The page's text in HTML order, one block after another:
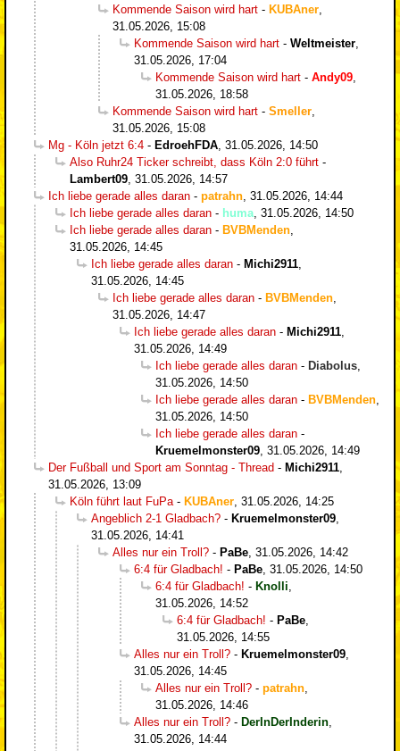
Kommende Saison wird hart - KUBAner,
31.05.2026, 15:08
Kommende Saison wird hart - Weltmeister,
31.05.2026, 17:04
Kommende Saison wird hart - Andy09,
31.05.2026, 18:58
Kommende Saison wird hart - Smeller,
31.05.2026, 15:08
Mg - Köln jetzt 6:4 - EdroehFDA, 31.05.2026, 14:50
Also Ruhr24 Ticker schreibt, dass Köln 2:0 führt -
Lambert09, 31.05.2026, 14:57
Ich liebe gerade alles daran - patrahn, 31.05.2026, 14:44
Ich liebe gerade alles daran - huma, 31.05.2026, 14:50
Ich liebe gerade alles daran - BVBMenden,
31.05.2026, 14:45
Ich liebe gerade alles daran - Michi2911,
31.05.2026, 14:45
Ich liebe gerade alles daran - BVBMenden,
31.05.2026, 14:47
Ich liebe gerade alles daran - Michi2911,
31.05.2026, 14:49
Ich liebe gerade alles daran - Diabolus,
31.05.2026, 14:50
Ich liebe gerade alles daran - BVBMenden,
31.05.2026, 14:50
Ich liebe gerade alles daran -
Kruemelmonster09, 31.05.2026, 14:49
Der Fußball und Sport am Sonntag - Thread - Michi2911,
31.05.2026, 13:09
Köln führt laut FuPa- KUBAner, 31.05.2026, 14:25
Angeblich 2-1 Gladbach? - Kruemelmonster09,
31.05.2026, 14:41
Alles nur ein Troll? - PaBe, 31.05.2026, 14:42
6:4 für Gladbach! - PaBe, 31.05.2026, 14:50
6:4 für Gladbach! - Knolli,
31.05.2026, 14:52
6:4 für Gladbach! - PaBe,
31.05.2026, 14:55
Alles nur ein Troll? - Kruemelmonster09,
31.05.2026, 14:45
Alles nur ein Troll? - patrahn,
31.05.2026, 14:46
Alles nur ein Troll? - DerInDerInderin,
31.05.2026, 14:44